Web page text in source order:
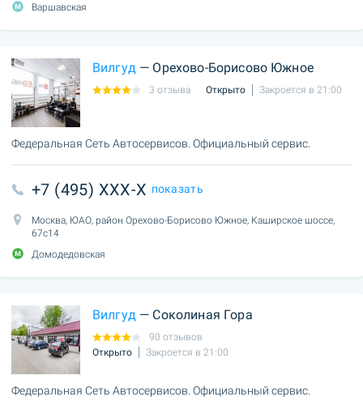
Варшавская
Вилгуд — Орехово-Борисово Южное
3 отзыва Открыто Закроется в 21:00
Федеральная Сеть Автосервисов. Официальный сервис.
+7 (495) XXX-X показать
Москва, ЮАО, район Орехово-Борисово Южное, Каширское шоссе,
67с14
Домодедовская
Вилгуд — Соколиная Гора
90 отзывов
Открыто
Закроется в 21:00
Федеральная Сеть Автосервисов. Официальный сервис.